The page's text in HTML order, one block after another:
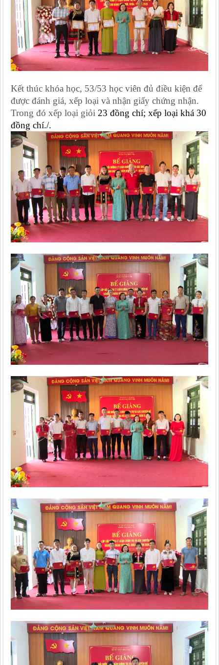
Kết thúc khóa học, 53/53 học viên đủ điều kiện để
được đánh giá, xếp loại và nhận giấy chứng nhận.
Trong đó xếp loại giỏi 23 đồng chí; xếp loại khá 30
đồng chí./.